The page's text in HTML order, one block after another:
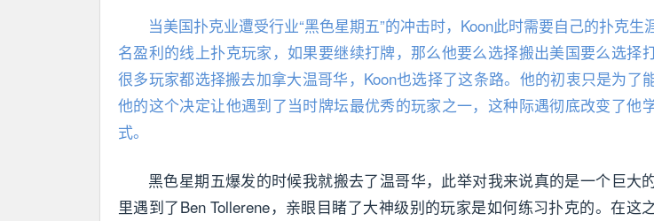
当美国扑克业遭受行业“黑色星期五”的冲击时，Koon此时需要自己的扑克生
名盈利的线上扑克玩家，如果要继续打牌，那么他要么选择搬出美国要么选择
很多玩家都选择搬去加拿大温哥华，Koon也选择了这条路。他的初衷只是为了
他的这个决定让他遇到了当时牌坛最优秀的玩家之一，这种际遇彻底改变了他
式。
黑色星期五爆发的时候我就搬去了温哥华，此举对我来说真的是一个巨大
里遇到了Ben Tollerene，亲眼目睹了大神级别的玩家是如何练习扑克的。在这